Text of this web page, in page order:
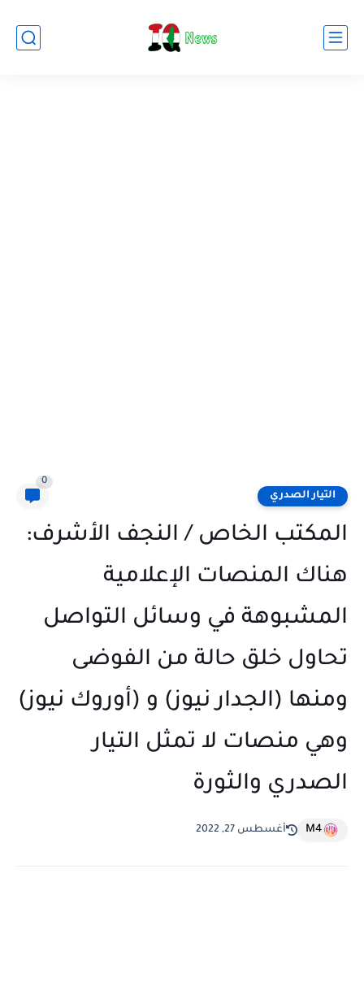
التيار الصدري
0
المكتب الخاص / النجف الأشرف:
هناك المنصات الإعلامية
المشبوهة في وسائل التواصل
تحاول خلق حالة من الفوضى
ومنها (الجدار نيوز) و (أوروك نيوز)
وهي منصات لا تمثل التيار
الصدري والثورة
M4 أغسطس 27, 2022